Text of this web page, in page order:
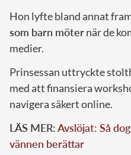
Hon lyfte bland annat
som barn möternär de
medier.
Prinsessan uttryckte
med att finansiera
navigera säkert online.
LÄS MER:Avslöjat: Så
vännen berättar